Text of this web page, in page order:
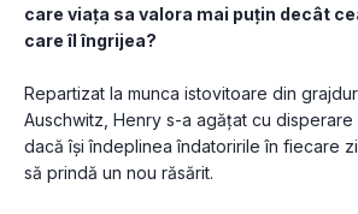
care viața sa valora mai puțin decât
care îl îngrijea?
Repartizat la munca istovitoare din
Auschwitz, Henry s-a agățat cu disperare
dacă își îndeplinea îndatoririle în fiecare
să prindă un nou răsărit.